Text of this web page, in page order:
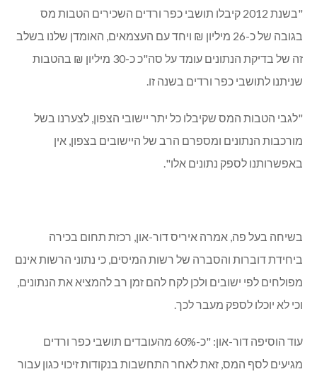
"בשנת 2012 קיבלו תושבי כפר ורדים השכירים הטבות מס
בגובה של כ-26 מיליון ₪ ויחד עם העצמאים, האומדן שלנו בשלב
זה של בדיקת הנתונים עומד על סה"כ כ-30 מיליון ₪ בהטבות
שניתנו לתושבי כפר ורדים בשנה זו.
"לגבי הטבות המס שקיבלו כל יתר יישובי הצפון, לצערנו בשל
מורכבות הנתונים ומספרם הרב של היישובים בצפון, אין
באפשרותנו לספק נתונים אלו".
בשיחה בעל פה, אמרה איריס דור-און, רכזת תחום בכירה
ביחידת דוברות והסברה של רשות המיסים, כי נתוני הרשות אינם
מפולחים לפי ישובים ולכן לקח להם זמן רב להמציא את הנתונים,
וכי לא יוכלו לספק מעבר לכך.
עוד הוסיפה דור-און: "כ-60% מהעובדים תושבי כפר ורדים
מגיעים לסף המס, זאת לאחר התחשבות בנקודות זיכוי כגון עבור